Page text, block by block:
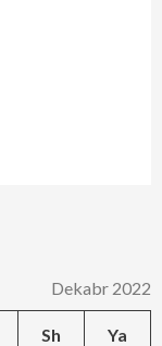
Dekabr 2022
Sh Ya